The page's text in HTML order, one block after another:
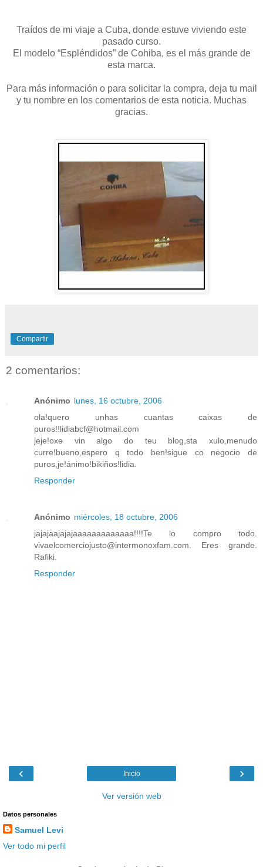
Traídos de mi viaje a Cuba, donde estuve viviendo este
pasado curso.
El modelo “Espléndidos” de Cohiba, es el más grande de
esta marca.
Para más información o para solicitar la compra, deja tu mail
y tu nombre en los comentarios de esta noticia. Muchas
gracias.
Compartir
2 comentarios:
Anónimo lunes, 16 octubre, 2006
ola!quero unhas cuantas caixas de
puros!!lidiabcf@hotmail.com
jeje!oxe vin algo do teu blog,sta xulo,menudo
curre!bueno,espero q todo ben!sigue co negocio de
puros,je!ánimo!bikiños!lidia.
Responder
Anónimo miércoles, 18 octubre, 2006
jajajaajajajaaaaaaaaaaaaa!!!!Te lo compro todo.
vivaelcomerciojusto@intermonoxfam.com. Eres grande.
Rafiki.
Responder
‹ ›
Inicio
Ver versión web
Datos personales
Samuel Levi
Ver todo mi perfil